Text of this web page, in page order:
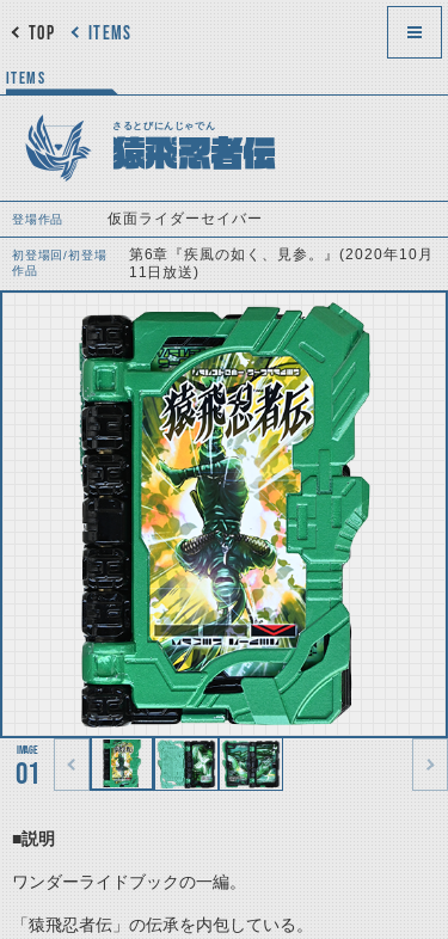
ITEMS
TOP
ITEMS
さるとびにんじゃでん
猿飛忍者伝
登場作品 仮面ライダーセイバー
初登場回/初登場
作品
第6章『疾風の如く、見参。』(2020年10月
11日放送)
01
■説明
ワンダーライドブックの一編。
「猿飛忍者伝」の伝承を内包している。